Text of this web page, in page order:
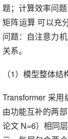
题；计算效率问
矩阵运算 可以充
问题：自注意力
关系。
（1）模型整体结
Transformer 采用
由功能互补的两
论文 N=6）相同